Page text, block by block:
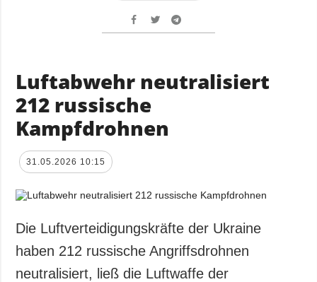
Luftabwehr neutralisiert
212 russische
Kampfdrohnen
31.05.2026 10:15
Die Luftverteidigungskräfte der Ukraine
haben 212 russische Angriffsdrohnen
neutralisiert, ließ die Luftwaffe der